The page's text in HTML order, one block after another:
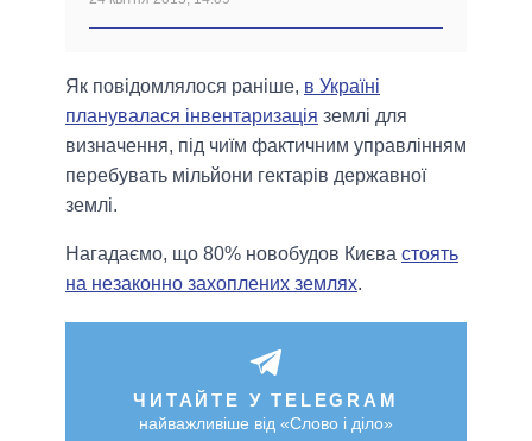
Як повідомлялося раніше, в Україні
планувалася інвентаризація землі для
визначення, під чиїм фактичним управлінням
перебувать мільйони гектарів державної
землі.
Нагадаємо, що 80% новобудов Києва стоять
на незаконно захоплених землях.
ЧИТАЙТЕ У TELEGRAM
найважливіше від «Слово і діло»